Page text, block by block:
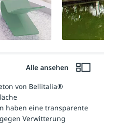
Alle ansehen
von Bellitalia®
haben eine transparente
Verwitterung